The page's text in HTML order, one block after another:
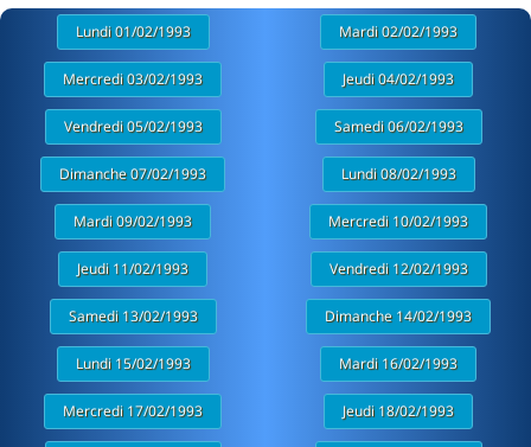
Lundi 01/02/1993 Mardi 02/02/1993
Mercredi 03/02/1993 Jeudi 04/02/1993
Vendredi 05/02/1993 Samedi 06/02/1993
Dimanche 07/02/1993 Lundi 08/02/1993
Mardi 09/02/1993 Mercredi 10/02/1993
Jeudi 11/02/1993 Vendredi 12/02/1993
Samedi 13/02/1993 Dimanche 14/02/1993
Lundi 15/02/1993 Mardi 16/02/1993
Mercredi 17/02/1993 Jeudi 18/02/1993